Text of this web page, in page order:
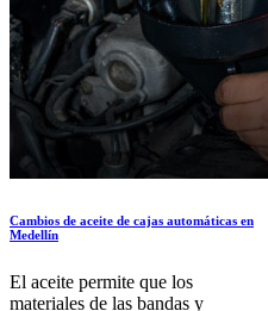
Cambios de aceite de cajas automáticas en
Medellín
El aceite permite que los
materiales de las bandas y